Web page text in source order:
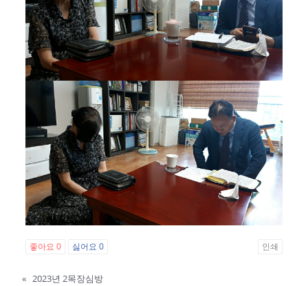
좋아요0 싫어요0 인쇄
« 2023년 2목장심방